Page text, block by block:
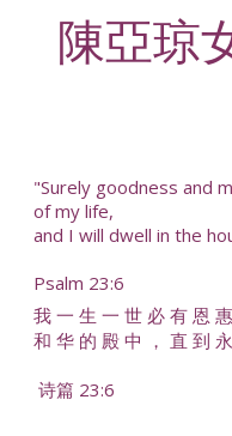
陳亞琼
"Surely goodness and
of my life,
and I will dwell in the
Psalm 23:6
我 一 生 一 世 必 有 恩
和 华 的 殿 中 ， 直 到 永
诗篇 23:6